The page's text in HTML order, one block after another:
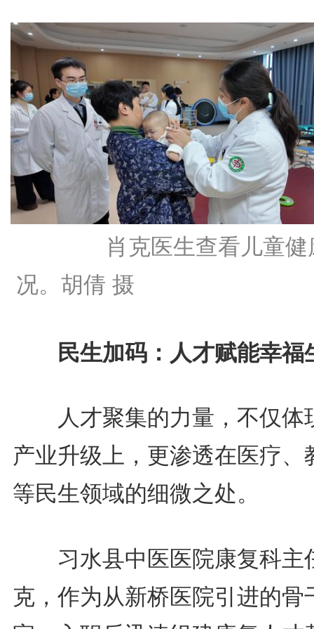
肖克医生查看儿童健
况。胡倩 摄
民生加码：人才赋能幸福
人才聚集的力量，不仅体
产业升级上，更渗透在医疗、
等民生领域的细微之处。
习水县中医医院康复科主
克，作为从新桥医院引进的骨